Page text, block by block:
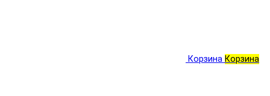
Корзина Корзина